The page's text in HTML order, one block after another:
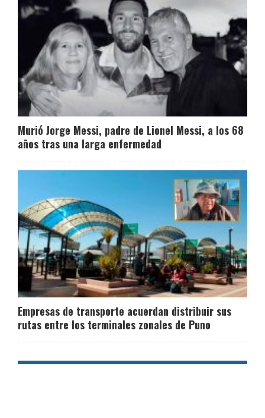
Murió Jorge Messi, padre de Lionel Messi, a los 68
años tras una larga enfermedad
Empresas de transporte acuerdan distribuir sus
rutas entre los terminales zonales de Puno